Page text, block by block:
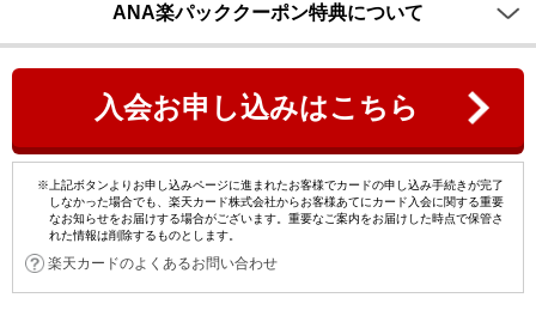
ANA楽パッククーポン特典について
入会お申し込みはこちら
※上記ボタンよりお申し込みページに進まれたお客様でカードの申し込み手続きが完了
しなかった場合でも、楽天カード株式会社からお客様あてにカード入会に関する重要
なお知らせをお届けする場合がございます。重要なご案内をお届けした時点で保管さ
れた情報は削除するものとします。
楽天カードのよくあるお問い合わせ